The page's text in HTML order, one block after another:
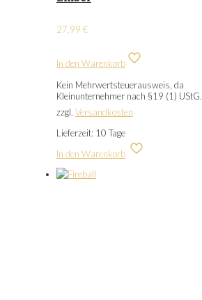
27,99 €
In den Warenkorb
Kein Mehrwertsteuerausweis, da
Kleinunternehmer nach §19 (1) UStG.
zzgl. Versandkosten
Lieferzeit: 10 Tage
In den Warenkorb